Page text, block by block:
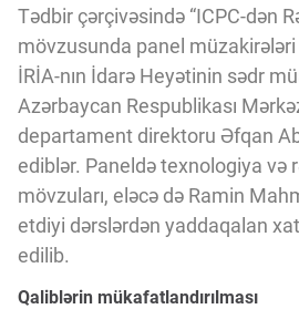
Tədbir çərçivəsində “ICPC-dən
mövzusunda panel
İRİA-nın İdarə Heyətinin sədr
Azərbaycan Respublikası
departament direktoru Əfqan
ediblər. Paneldə texnologiya və
mövzuları, eləcə də Ramin
etdiyi dərslərdən yaddaqalan
edilib.
Qaliblərin mükafatlandırılması